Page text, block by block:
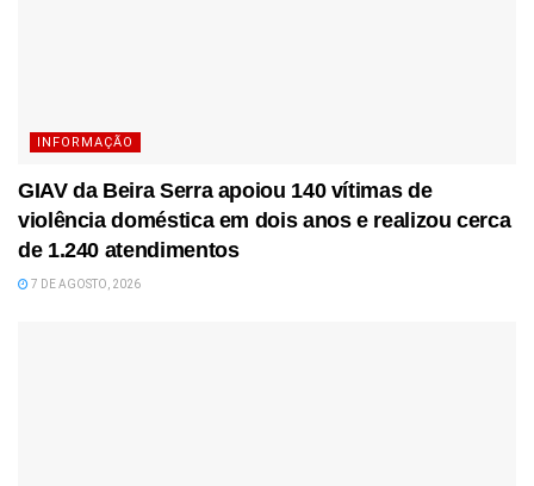
INFORMAÇÃO
GIAV da Beira Serra apoiou 140 vítimas de
violência doméstica em dois anos e realizou cerca
de 1.240 atendimentos
7 DE AGOSTO, 2026